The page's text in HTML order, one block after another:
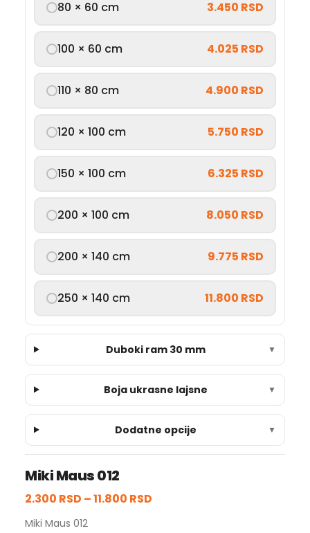
80 × 60 cm 3.450 RSD
100 × 60 cm 4.025 RSD
110 × 80 cm 4.900 RSD
120 × 100 cm 5.750 RSD
150 × 100 cm 6.325 RSD
200 × 100 cm 8.050 RSD
200 × 140 cm 9.775 RSD
250 × 140 cm 11.800 RSD
Duboki ram 30 mm ▼
Boja ukrasne lajsne ▼
Dodatne opcije ▼
Miki Maus 012
2.300 RSD –11.800 RSD
Miki Maus 012